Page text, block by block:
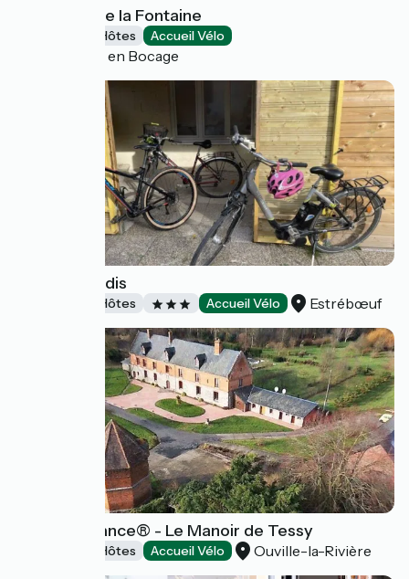
La Maison de la Fontaine
Chambres d'Hôtes Accueil Vélo
Souleuvre en Bocage
Le Vrai Paradis
Chambres d'Hôtes Accueil Vélo Estrébœuf
Gîtes de France® - Le Manoir de Tessy
Chambres d'Hôtes Accueil Vélo Ouville-la-Rivière